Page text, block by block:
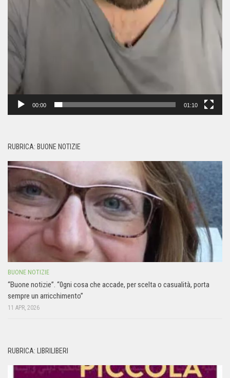
00:00 01:10
RUBRICA: BUONE NOTIZIE
BUONE NOTIZIE
“Buone notizie”. “0gni cosa che accade, per scelta o casualità, porta
sempre un arricchimento”
11 APR, 2026
RUBRICA: LIBRILIBERI